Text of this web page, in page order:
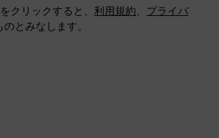
クリックすると、 利用規約、 プライバ
とみなします。